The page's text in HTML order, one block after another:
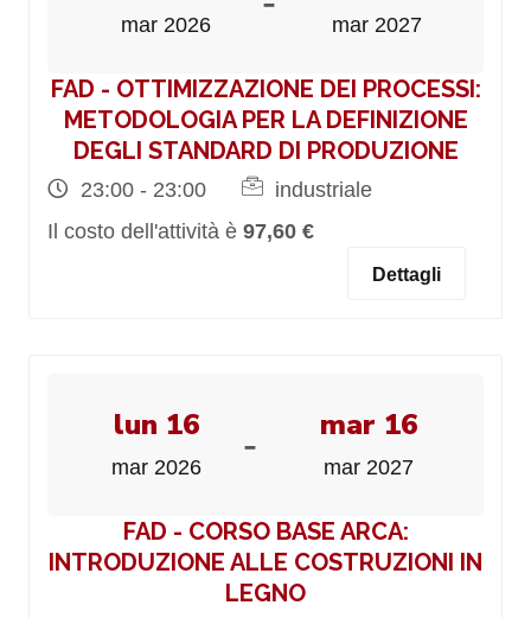
mar 2026 mar 2027
FAD - OTTIMIZZAZIONE DEI PROCESSI:
METODOLOGIA PER LA DEFINIZIONE
DEGLI STANDARD DI PRODUZIONE
23:00 - 23:00
industriale
Il costo dell'attività è 97,60 €
Dettagli
lun 16
mar 2026 - mar 16
mar 2027
FAD - CORSO BASE ARCA:
INTRODUZIONE ALLE COSTRUZIONI IN
LEGNO